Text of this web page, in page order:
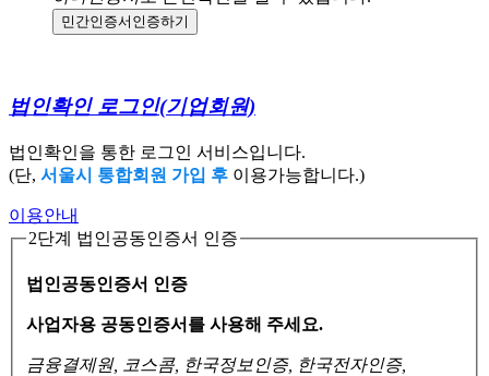
민간인증서 인증하기
법인확인 로그인(기업회원)
법인확인을 통한 로그인 서비스입니다.
(단, 서울시 통합회원 가입 후 이용가능합니다.)
이용안내
2단계 법인공동인증서 인증
법인공동인증서 인증
사업자용 공동인증서를 사용해 주세요.
금융결제원, 코스콤, 한국정보인증, 한국전자인증,